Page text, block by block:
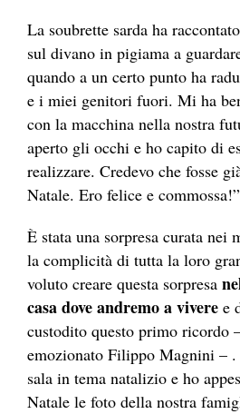
La soubrette sarda ha
sul divano in pigiama a
quando a un certo punto ha
e i miei genitori fuori. Mi ha
con la macchina nella nostra
aperto gli occhi e ho capito di
realizzare. Credevo che fosse
Natale. Ero felice e
È stata una sorpresa curata
la complicità di tutta la loro
voluto creare questa sorpresa
casa dove andremo a vivere e
custodito questo primo ricordo
emozionato Filippo Magnini – .
sala in tema natalizio e ho
Natale le foto della nostra